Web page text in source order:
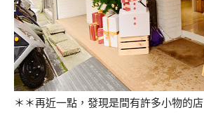
＊＊再近一點，發現是間有許多小物的店